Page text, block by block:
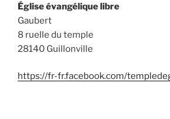
Église évangélique libre
Gaubert
8 ruelle du temple
28140 Guillonville
https://fr-fr.facebook.com/